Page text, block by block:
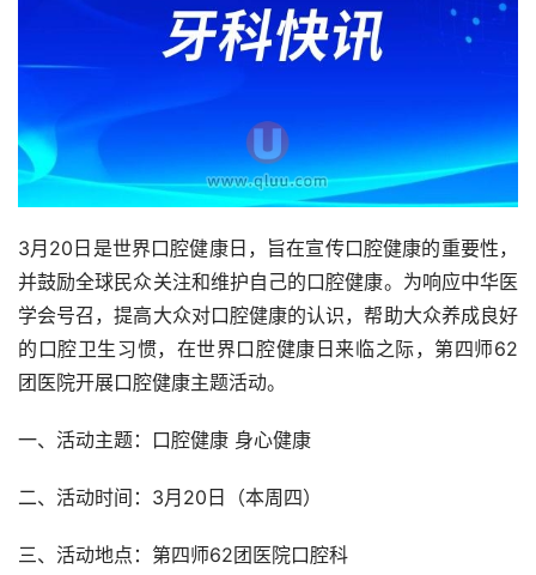
3月20日是世界口腔健康日，旨在宣传口腔健康的重要性，
并鼓励全球民众关注和维护自己的口腔健康。为响应中华医
学会号召，提高大众对口腔健康的认识，帮助大众养成良好
的口腔卫生习惯，在世界口腔健康日来临之际，第四师62
团医院开展口腔健康主题活动。
一、活动主题：口腔健康 身心健康
二、活动时间：3月20日（本周四）
三、活动地点：第四师62团医院口腔科